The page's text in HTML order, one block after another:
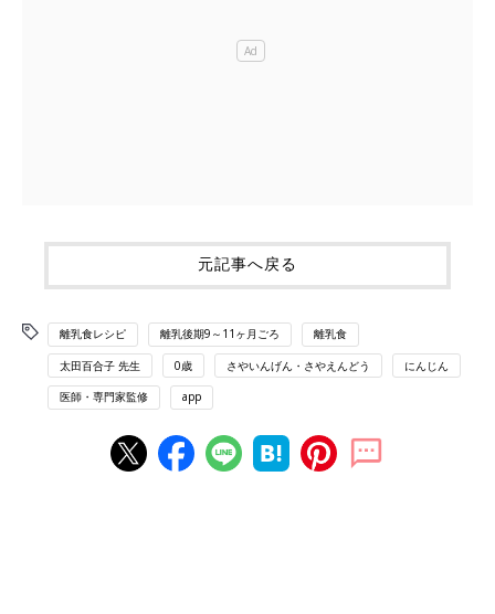
元記事へ戻る
離乳食レシピ 離乳後期9～11ヶ月ごろ 離乳食
太田百合子 先生 0歳 さやいんげん・さやえんどう にんじん
医師・専門家監修 app